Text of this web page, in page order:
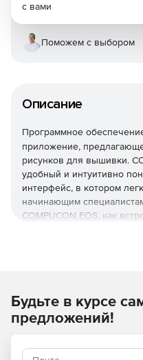
Описание
Программное
приложение,
рисунков для вышивки.
удобный и интуитивно
интерфейс, в котором
начинающим
COMPUCON EOS, как
Функции
с вами
Поможем с выбором
Будьте в курсе
предложений!